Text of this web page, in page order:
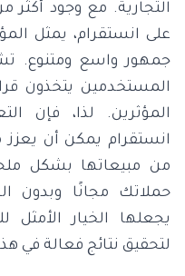
التجارية. مع وجود
على انستقرام، يمثل
المستخدمين يتخذون
المؤثرين. لذا، فإن
انستقرام يمكن أن يعزز
من مبيعاتها بشكل
حملاتك مجانًا وبدون
يجعلها الخيار الأمثل
لتحقيق نتائج فعالة في